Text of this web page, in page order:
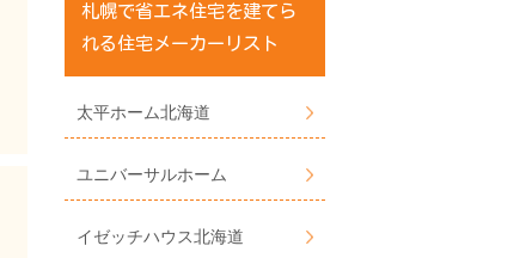
札幌で省エネ住宅を建てら
れる住宅メーカーリスト
太平ホーム北海道
ユニバーサルホーム
イゼッチハウス北海道